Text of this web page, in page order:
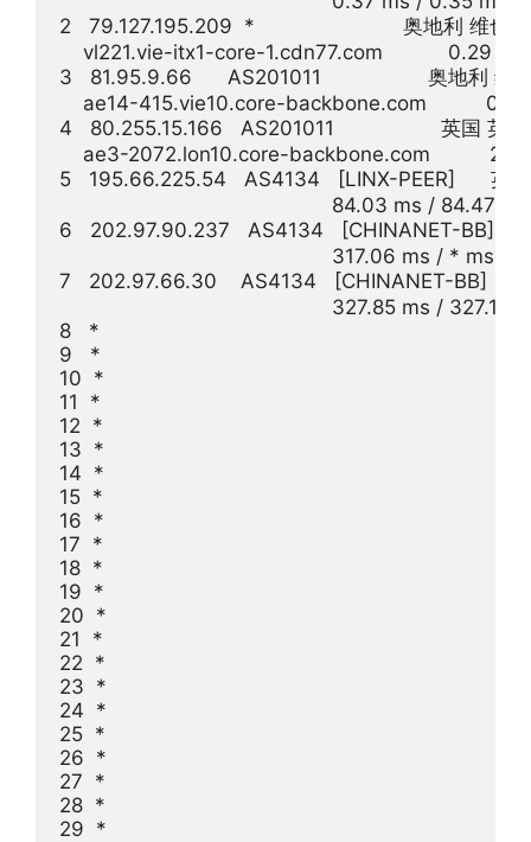
2   79.127.195.209  *                         奥地利 维
vl221.vie-itx1-core-1.cdn77.com           0.29
3   81.95.9.66      AS201011                  奥地利
ae14-415.vie10.core-backbone.com
4   80.255.15.166   AS201011                  英国 英
ae3-2072.lon10.core-backbone.com
5   195.66.225.54   AS4134   [LINX-PEER]      英
84.03 ms /
6   202.97.90.237   AS4134   [CHINANET-BB]
317.06 ms / * ms /
7   202.97.66.30    AS4134   [CHINANET-BB]
327.85 ms /
8   *
9   *
10  *
11  *
12  *
13  *
14  *
15  *
16  *
17  *
18  *
19  *
20  *
21  *
22  *
23  *
24  *
25  *
26  *
27  *
28  *
29  *